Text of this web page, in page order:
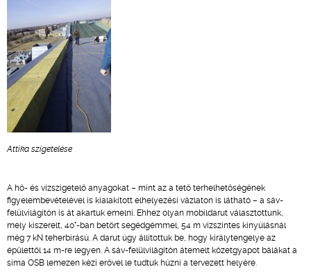
Attika szigetelése
A hő- és vízszigetelő anyagokat – mint az a tető terhelhetőségének
figyelembevételével is kialakított elhelyezési vázlaton is látható – a sáv-
felülvilágítón is át akartuk emelni. Ehhez olyan mobildarut választottunk,
mely kiszerelt, 40°-ban betört segédgémmel, 54 m vízszintes kinyúlásnál
még 7 kN teherbírású. A darut úgy állítottuk be, hogy királytengelye az
épülettől 14 m-re legyen. A sáv-felülvilágítón átemelt kőzetgyapot bálákat a
sima OSB lemezen kézi erővel le tudtuk húzni a tervezett helyére.